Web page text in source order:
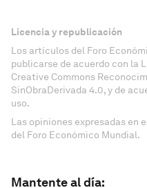
Licencia y republicación
Los artículos del Foro
publicarse de acuerdo con la
Creative Commons
SinObraDerivada 4.0, y de
uso.
Las opiniones expresadas en
del Foro Económico Mundial.
Mantente al día: